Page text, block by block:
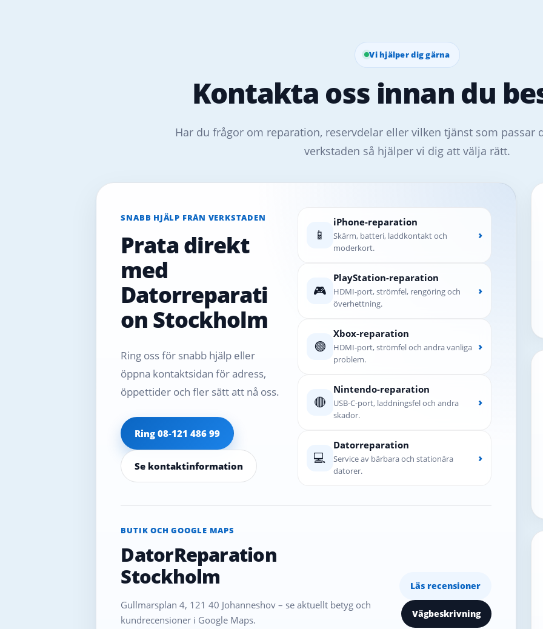
Vi hjälper dig gärna
Kontakta oss innan du
Har du frågor om reparation, reservdelar eller vilken tjänst som passar
verkstaden så hjälper vi dig att välja rätt.
SNABB HJÄLP FRÅN VERKSTADEN
Prata direkt
med
Datorreparati
on Stockholm
Ring oss för snabb hjälp eller
öppna kontaktsidan för adress,
öppettider och fler sätt att nå oss.
Ring 08‑121 486 99
Se kontaktinformation
📱
iPhone-reparation
Skärm, batteri, laddkontakt och
moderkort.
›
🎮
PlayStation-reparation
HDMI-port, strömfel, rengöring och
överhettning.
›
🟢
Xbox-reparation
HDMI-port, strömfel och andra vanliga
problem.
›
🔴
Nintendo-reparation
USB-C-port, laddningsfel och andra
skador.
›
💻
Datorreparation
Service av bärbara och stationära
datorer.
›
BUTIK OCH GOOGLE MAPS
DatorReparation
Stockholm
Gullmarsplan 4, 121 40 Johanneshov – se aktuellt betyg och
kundrecensioner i Google Maps.
Läs recensioner
Vägbeskrivning